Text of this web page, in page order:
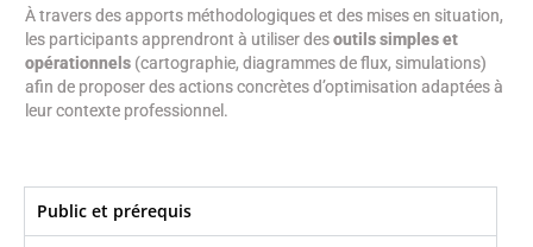
À travers des apports méthodologiques et des mises en situation,
les participants apprendront à utiliser desoutils simples et
opérationnels (cartographie, diagrammes de flux, simulations)
afin de proposer des actions concrètes d’optimisation adaptées à
leur contexte professionnel.
Public et prérequis